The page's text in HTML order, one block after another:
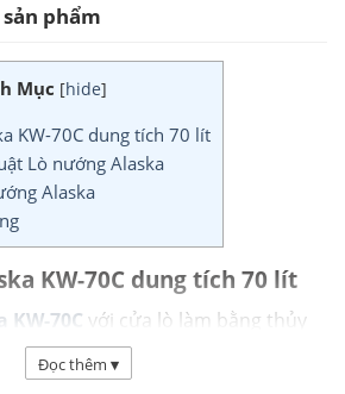
phẩm
Mục [hide]
KW-70C dung tích 70 lít
Lò nướng Alaska
Alaska
KW-70C dung tích 70 lít
70C với cửa lò làm bằng thủy
giúp dễ dàng quan sát thực
nướng. Cho phép người dùng
Đọc thêm ▾